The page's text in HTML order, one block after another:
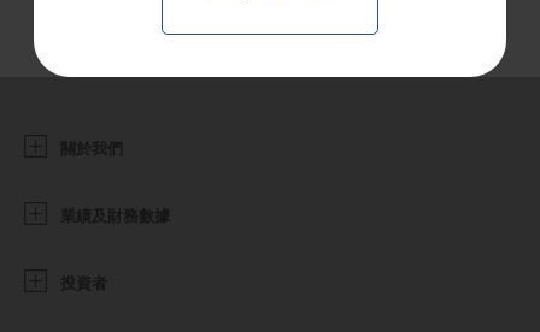
關於我們
業績及財務數據
投資者